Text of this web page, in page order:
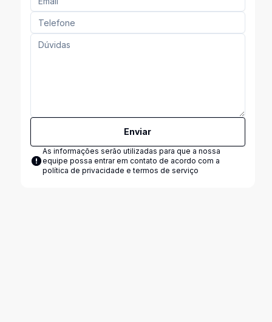
Enviar
As informações serão utilizadas para que a nossa
equipe possa entrar em contato de acordo com a
política de privacidade e termos de serviço